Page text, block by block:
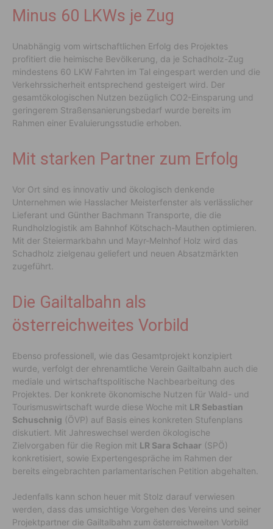
Minus 60 LKWs je Zug
Unabhängig vom wirtschaftlichen Erfolg des Projektes
profitiert die heimische Bevölkerung, da je Schadholz-Zug
mindestens 60 LKW Fahrten im Tal eingespart werden und die
Verkehrssicherheit entsprechend gesteigert wird. Der
gesamtökologischen Nutzen bezüglich CO2-Einsparung und
geringerem Straßensanierungsbedarf wurde bereits im
Rahmen einer Evaluierungsstudie erhoben.
Mit starken Partner zum Erfolg
Vor Ort sind es innovativ und ökologisch denkende
Unternehmen wie Hasslacher Meisterfenster als verlässlicher
Lieferant und Günther Bachmann Transporte, die die
Rundholzlogistik am Bahnhof Kötschach-Mauthen optimieren.
Mit der Steiermarkbahn und Mayr-Melnhof Holz wird das
Schadholz zielgenau geliefert und neuen Absatzmärkten
zugeführt.
Die Gailtalbahn als
österreichweites Vorbild
Ebenso professionell, wie das Gesamtprojekt konzipiert
wurde, verfolgt der ehrenamtliche Verein Gailtalbahn auch die
mediale und wirtschaftspolitische Nachbearbeitung des
Projektes. Der konkrete ökonomische Nutzen für Wald- und
Tourismuswirtschaft wurde diese Woche mit LR Sebastian
Schuschnig (ÖVP) auf Basis eines konkreten Stufenplans
diskutiert. Mit Jahreswechsel werden ökologische
Zielvorgaben für die Region mit LR Sara Schaar (SPÖ)
konkretisiert, sowie Expertengespräche im Rahmen der
bereits eingebrachten parlamentarischen Petition abgehalten.
Jedenfalls kann schon heuer mit Stolz darauf verwiesen
werden, dass das umsichtige Vorgehen des Vereins und seiner
Projektpartner die Gailtalbahn zum österreichweiten Vorbild